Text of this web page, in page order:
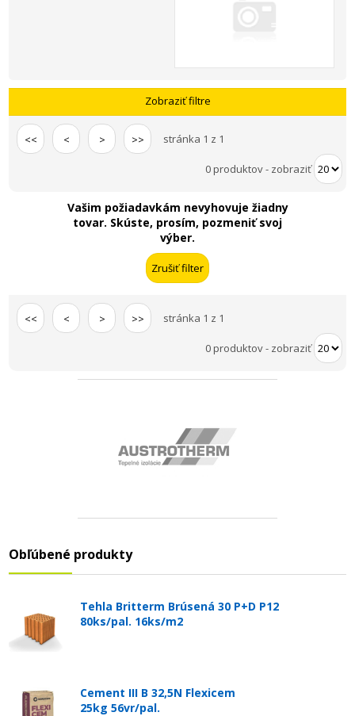
Zobraziť filtre
<< < > >> stránka 1 z 1
0 produktov- zobraziť
Vašim požiadavkám nevyhovuje žiadny
tovar. Skúste, prosím, pozmeniť svoj
výber.
<< < > >> stránka 1 z 1
0 produktov- zobraziť
Obľúbené produkty
Tehla Britterm Brúsená 30 P+D P12
80ks/pal. 16ks/m2
Cement III B 32,5N Flexicem
25kg 56vr/pal.